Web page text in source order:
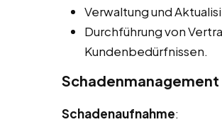
Verwaltung und
Durchführung von
Kundenbedürfnissen.
Schadenmanagement
Schadenaufnahme: